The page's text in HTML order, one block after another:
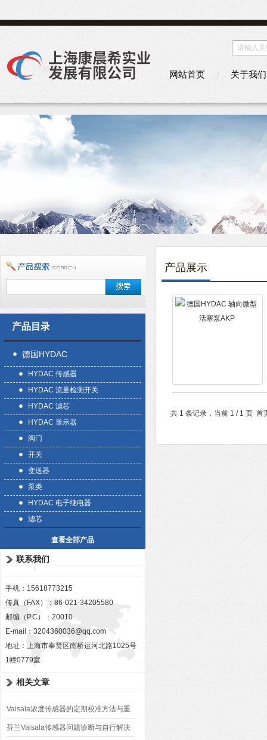
网站首页 关于我们
产品目录
德国HYDAC
HYDAC 传感器
HYDAC 流量检测开关
HYDAC 滤芯
HYDAC 显示器
阀门
开关
变送器
泵类
HYDAC 电子继电器
滤芯
查看全部产品
联系我们
手机：15618773215
传真（FAX）：86-021-34205580
邮编（P.C）：20010
E-mail： 3204360036@qq.com
地址：上海市奉贤区南桥运河北路1025号
1幢0779室
相关文章
Vaisala浓度传感器的定期校准方法与重
要性
芬兰Vaisala传感器问题诊断与自行解决
产品展示
共 1 条记录，当前 1 / 1 页